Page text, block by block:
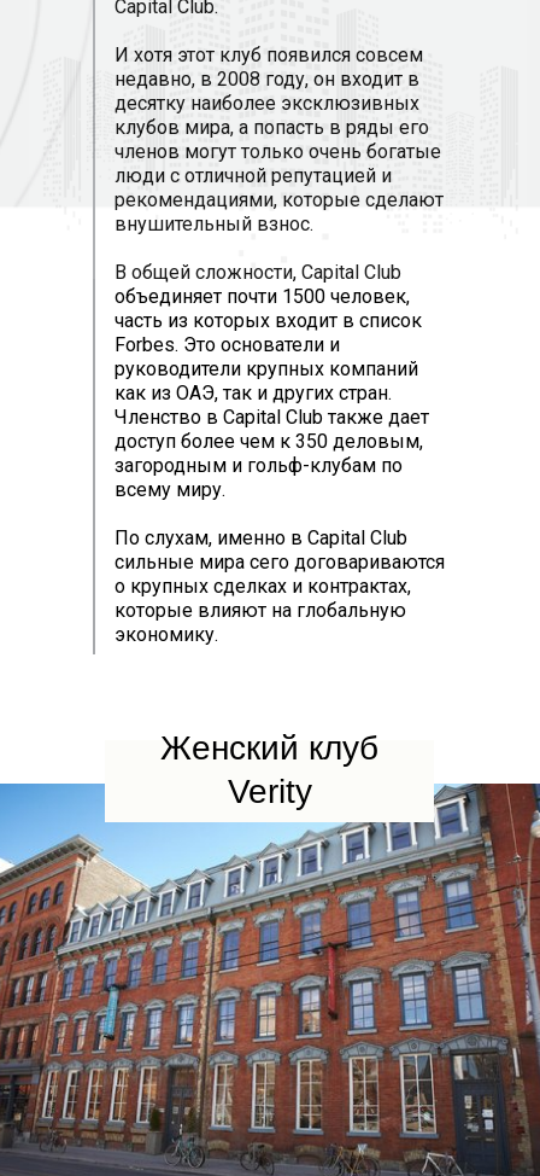
Capital Club.
И хотя этот клуб появился совсем
недавно, в 2008 году, он входит в
десятку наиболее эксклюзивных
клубов мира, а попасть в ряды его
членов могут только очень богатые
люди с отличной репутацией и
рекомендациями, которые сделают
внушительный взнос.
В общей сложности, Capital Club
объединяет почти 1500 человек,
часть из которых входит в список
Forbes. Это основатели и
руководители крупных компаний
как из ОАЭ, так и других стран.
Членство в Capital Club также дает
доступ более чем к 350 деловым,
загородным и гольф-клубам по
всему миру.
По слухам, именно в Capital Club
сильные мира сего договариваются
о крупных сделках и контрактах,
которые влияют на глобальную
экономику.
Женский клуб
Verity